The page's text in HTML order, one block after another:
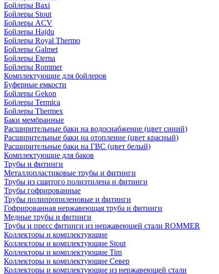
Бойлеры Baxi
Бойлеры Stout
Бойлеры ACV
Бойлеры Hajdu
Бойлеры Royal Thermo
Бойлеры Galmet
Бойлеры Eterna
Бойлеры Rommer
Комплектующие для бойлеров
Буферные емкости
Бойлеры Gekon
Бойлеры Termica
Бойлеры Thermex
Баки мембранные
Расширительные баки на водоснабжение (цвет синий)
Расширительные баки на отопление (цвет красный)
Расширительные баки на ГВС (цвет белый)
Комплектующие для баков
Трубы и фитинги
Металлопластиковые трубы и фитинги
Трубы из сшитого полиэтилена и фитинги
Трубы гофрированные
Трубы полипропиленовые и фитинги
Гофрированная нержавеющая труба и фитинги
Медные трубы и фитинги
Трубы и пресс фитинги из нержавеющей стали ROMMER
Коллекторы и комплектующие
Коллекторы и комплектующие Stout
Коллекторы и комплектующие Tim
Коллекторы и комплектующие Север
Коллекторы и комплектующие из нержавеющей стали